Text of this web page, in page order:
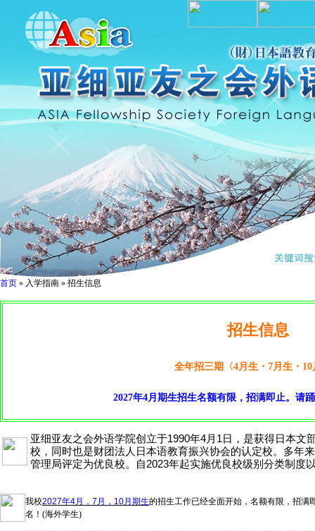
首页 » 入学指南 » 招生信息
招生信息
全年招三期〈4月生・7月生・
2027年4月期生招生名额有限，招满即止。请
亚细亚友之会外语学院创立于1990年4月1日，是获得日本文
校，同时也是财团法人日本语教育振兴协会的认定校。多年
管理局评定为优良校。自2023年起实施优良校级别分类制度
我校2027年4月，7月，10月期生的招生工作已经全面开始，名额有限，招满
名！(海外学生)